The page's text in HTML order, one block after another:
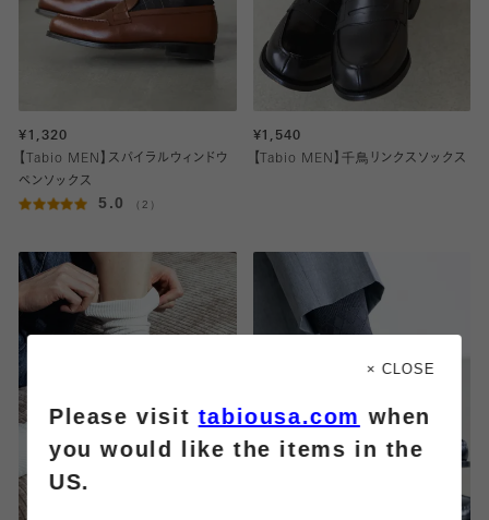
¥1,320
【Tabio MEN】スパイラルウィンドウ
ペンソックス
5.0 （2）
¥1,540
【Tabio MEN】千鳥リンクスソックス
× CLOSE
Please visittabiousa.com when
you would like the items in the
US.